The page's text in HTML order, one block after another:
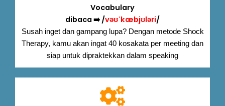
Vocabulary
dibaca ➡️ /vəʊˈkæbjʊləri/
Susah inget dan gampang lupa? Dengan metode Shock
Therapy, kamu akan ingat 40 kosakata per meeting dan
siap untuk dipraktekkan dalam speaking